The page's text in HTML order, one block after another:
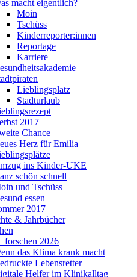
macht eigentlich?
Moin
Tschüss
Kinderreporter:innen
Reportage
Karriere
Lieblingsplatz
Stadturlaub
2017
Chance
Herz für Emilia
ins Kinder-UKE
schön schnell
und Tschüss
essen
2017
& Jahrbücher
forschen 2026
das Klima krank macht
Lebensretter
Helfer im Klinikalltag